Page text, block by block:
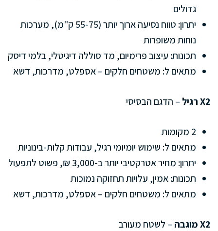
גדולים
יתרון: טווח נסיעה ארוך יותר (55-75 ק"מ), מערכות
נוחות משופרות
תכונות: עיצוב פרימיום, מד סוללה דיגיטלי, בלמי דיסק
מתאים ל: משטחים חלקים – אספלט, מדרכות, דשא
X2 רגיל – הדגם הבסיסי
2 מקומות
מתאים ל: שימוש יומיומי רגיל, עבודות קלות-בינוניות
יתרון: מחיר אטרקטיבי יותר ב-3,000 ₪, פשוט לתפעול
תכונות: אמין, עלויות תחזוקה נמוכות
מתאים ל: משטחים חלקים – אספלט, מדרכות, דשא
X2 מוגבה – לשטח מעורב